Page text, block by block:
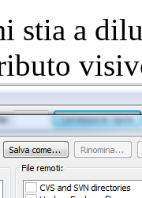
stia a